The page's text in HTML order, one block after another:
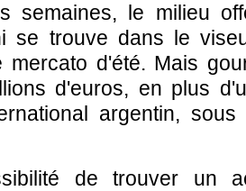
semaines, le milieu
se trouve dans le
mercato d'été. Mais
d'euros, en plus
argentin,
de trouver un